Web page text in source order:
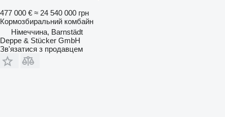
477 000 € ≈ 24 540 000 грн
Кормозбиральний комбайн
Німеччина, Barnstädt
Deppe & Stücker GmbH
Зв'язатися з продавцем